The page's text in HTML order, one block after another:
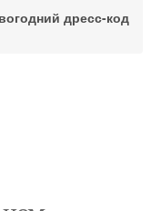
дресс-код